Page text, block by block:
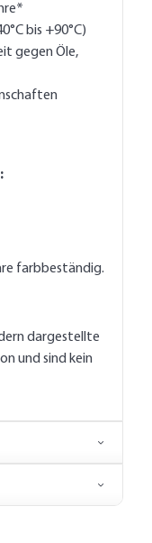
bis +90°C)
gegen Öle,
farbbeständig.
dargestellte
und sind kein